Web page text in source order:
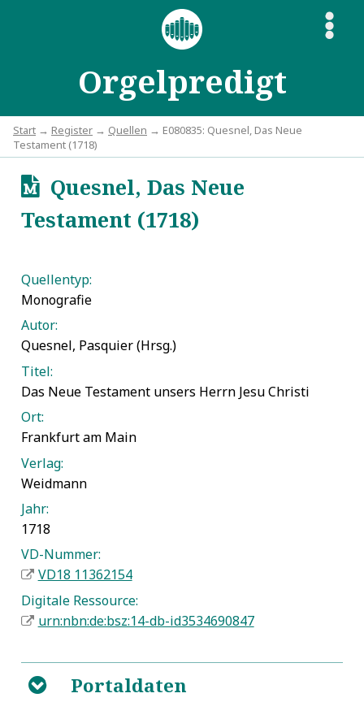
Orgelpredigt
S
Start → Register → Quellen → E080835: Quesnel, Das Neue
Testament (1718)
uQuesnel, Das Neue
Testament (1718)
Quellentyp:
Monografie
Autor:
Quesnel, Pasquier (Hrsg.)
Titel:
Das Neue Testament unsers Herrn Jesu Christi
Ort:
Frankfurt am Main
Verlag:
Weidmann
Jahr:
1718
VD-Nummer:
VD18 11362154
Digitale Ressource:
urn:nbn:de:bsz:14-db-id3534690847
B Portaldaten